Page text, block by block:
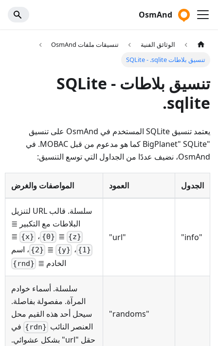
OsmAnd
الوثائق الفنية
تنسيقات ملفات OsmAnd
تنسيق بلاطات SQLite - .sqlite
تنسيق بلاطات SQLite -
.sqlite
يعتمد تنسيق SQLite المستخدم في OsmAnd على تنسيق
"BigPlanet" SQLite كما هو مدعوم من قبل MOBAC. في
OsmAnd، نضيف عددًا من الجداول التي توسع التنسيق:
الجدول العمود المواصفات والغرض
"info"
"url"
سلسلة. قالب URL لتنزيل
البلاطات مع التكبير ≣
{z}
≣
{0} ، {x}
≣
{1} ، {y}
≣
{2}
، اسم
الخادم ≣ {rnd}
"randoms"
سلسلة. أسماء خوادم
المرآة. مفصولة بفاصلة.
سيحل أحد هذه القيم محل
العنصر النائب {rdn}
في
حقل "url" بشكل عشوائي.